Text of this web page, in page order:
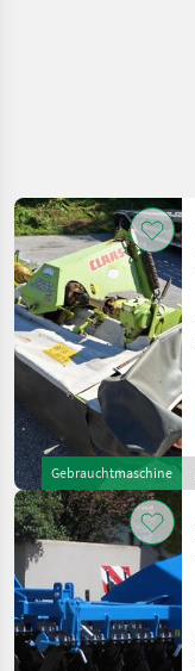
Gebrauchtmaschine